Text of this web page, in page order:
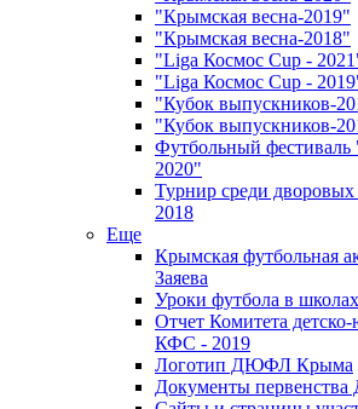
"Крымская весна-2019"
"Крымская весна-2018"
"Liga Космос Cup -
"Liga Космос Cup -
"Кубок выпускников-
"Кубок выпускников-
Футбольный
2020"
Турнир среди
2018
Еще
Крымская футбольная
Заяева
Уроки футбола в школах
Отчет Комитета
КФС - 2019
Логотип ДЮФЛ Крыма
Документы